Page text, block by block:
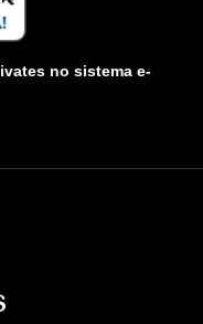
no sistema e-